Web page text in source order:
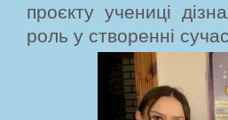
проєкту учениці
роль у створенні